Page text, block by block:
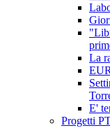
La
E'
Progetti